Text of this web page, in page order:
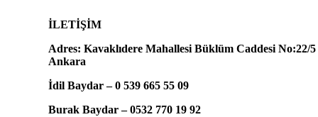
İLETİŞİM
Adres: Kavaklıdere Mahallesi Büklüm Caddesi No:22/5
Ankara
İdil Baydar – 0 539 665 55 09
Burak Baydar – 0532 770 19 92